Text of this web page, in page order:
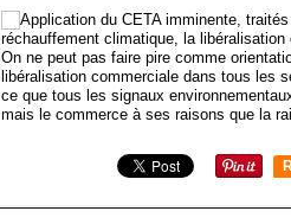
On ne peut pas faire pire comme
libéralisation commerciale dans tous les
ce que tous les signaux
mais le commerce à ses raisons que la